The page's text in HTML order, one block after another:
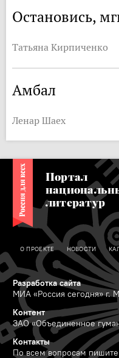
Остановись,
Татьяна Кирпиченко
Амбал
Ленар Шаех
Портал
литератур
О ПРОЕКТЕ НОВОСТИ
Разработка сайта
МИА «Россия сегодня» г.
Контент
ЗАО «Объединенное
Контакты
По всем вопросам